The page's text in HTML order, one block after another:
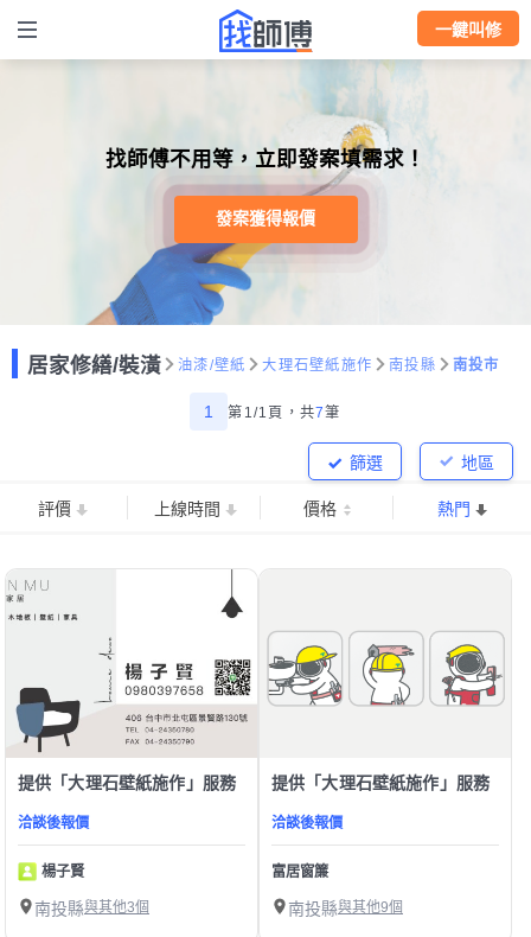
一鍵叫修
找師傅不用等，立即發案填需求！
發案獲得報價
居家修繕/裝潢 油漆/壁紙 大理石壁紙施作 南投縣 南投市
1 第1/1頁， 共7筆
地區
篩選
評價 上線時間 價格 熱門
提供「大理石壁紙施作」服務
洽談後報價
楊子賢
南投縣與其他3個
提供「大理石壁紙施作」服務
洽談後報價
富居窗簾
南投縣與其他9個